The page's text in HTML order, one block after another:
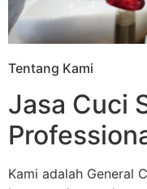
Tentang Kami
Jasa Cuci
Kami adalah General